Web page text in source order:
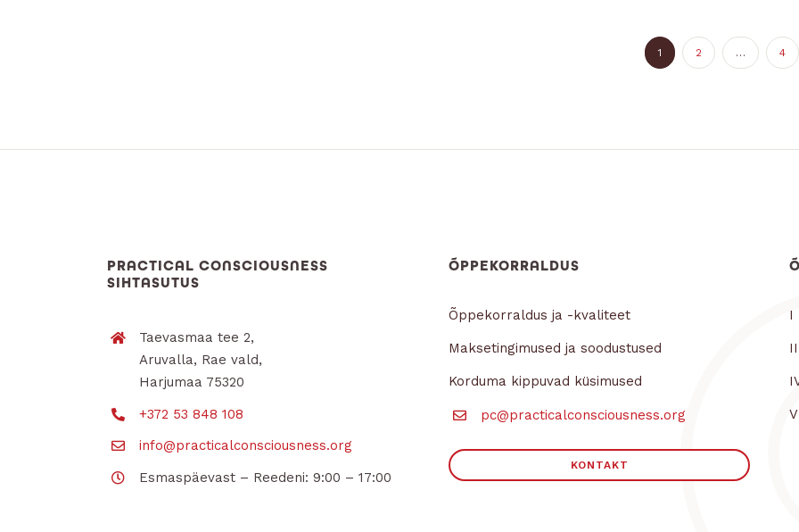
1 2 … 4
PRACTICAL CONSCIOUSNESS
SIHTASUTUS
Taevasmaa tee 2,
Aruvalla, Rae vald,
Harjumaa 75320
+372 53 848 108
info@practicalconsciousness.org
Esmaspäevast – Reedeni: 9:00 – 17:00
ÕPPEKORRALDUS
Õppekorraldus ja -kvaliteet
Maksetingimused ja soodustused
Korduma kippuvad küsimused
pc@practicalconsciousness.org
KONTAKT
I